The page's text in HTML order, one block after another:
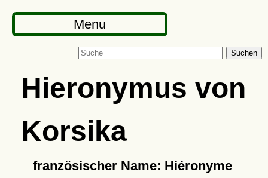
Menu
Suchen
Hieronymus von
Korsika
französischer Name: Hiéronyme